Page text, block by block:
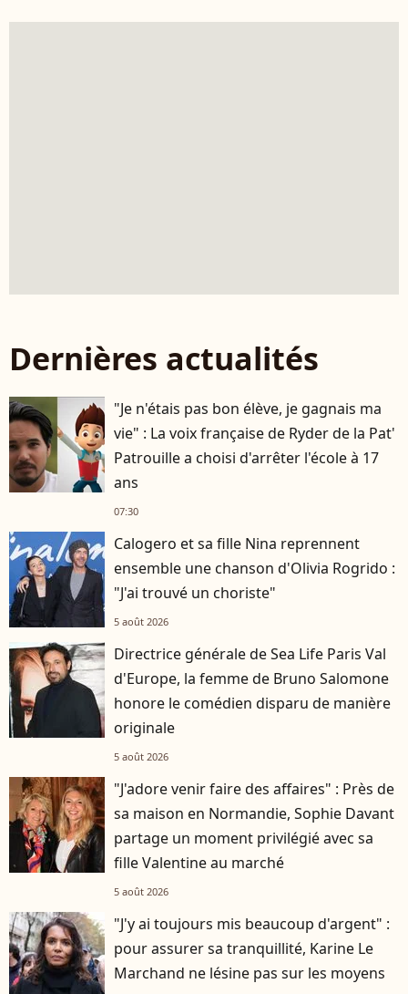
Dernières actualités
"Je n'étais pas bon élève, je gagnais ma
vie" : La voix française de Ryder de la Pat'
Patrouille a choisi d'arrêter l'école à 17
ans
07:30
Calogero et sa fille Nina reprennent
ensemble une chanson d'Olivia Rogrido :
"J'ai trouvé un choriste"
5 août 2026
Directrice générale de Sea Life Paris Val
d'Europe, la femme de Bruno Salomone
honore le comédien disparu de manière
originale
5 août 2026
"J'adore venir faire des affaires" : Près de
sa maison en Normandie, Sophie Davant
partage un moment privilégié avec sa
fille Valentine au marché
5 août 2026
"J'y ai toujours mis beaucoup d'argent" :
pour assurer sa tranquillité, Karine Le
Marchand ne lésine pas sur les moyens